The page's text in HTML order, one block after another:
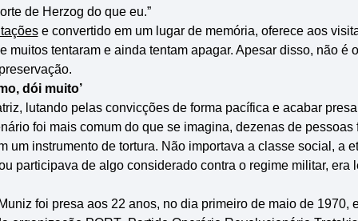
de Herzog do que eu.”
e convertido em um lugar de memória, oferece aos
muitos tentaram e ainda tentam apagar. Apesar disso, não é
dói muito’
lutando pelas convicções de forma pacífica e acabar
foi mais comum do que se imagina, dezenas de pessoas
um instrumento de tortura. Não importava a classe social, a
participava de algo considerado contra o regime militar, era
foi presa aos 22 anos, no dia primeiro de maio de 1970,